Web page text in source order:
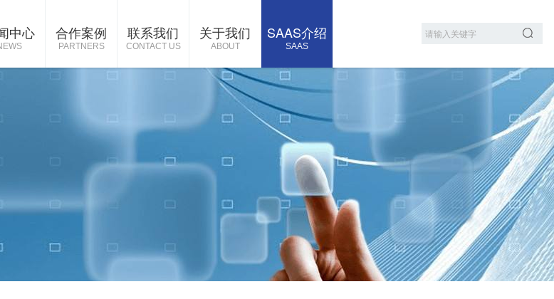
中心 合作案例
PARTNERS
联系我们
CONTACT US
关于我们
ABOUT
SAAS介绍
SAAS